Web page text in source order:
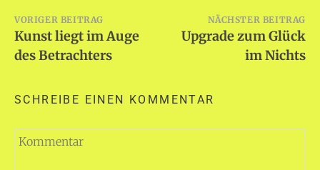
Beitragsnavigation
VORIGER BEITRAG
Kunst liegt im Auge
des Betrachters
NÄCHSTER BEITRAG
Upgrade zum Glück
im Nichts
SCHREIBE EINEN KOMMENTAR